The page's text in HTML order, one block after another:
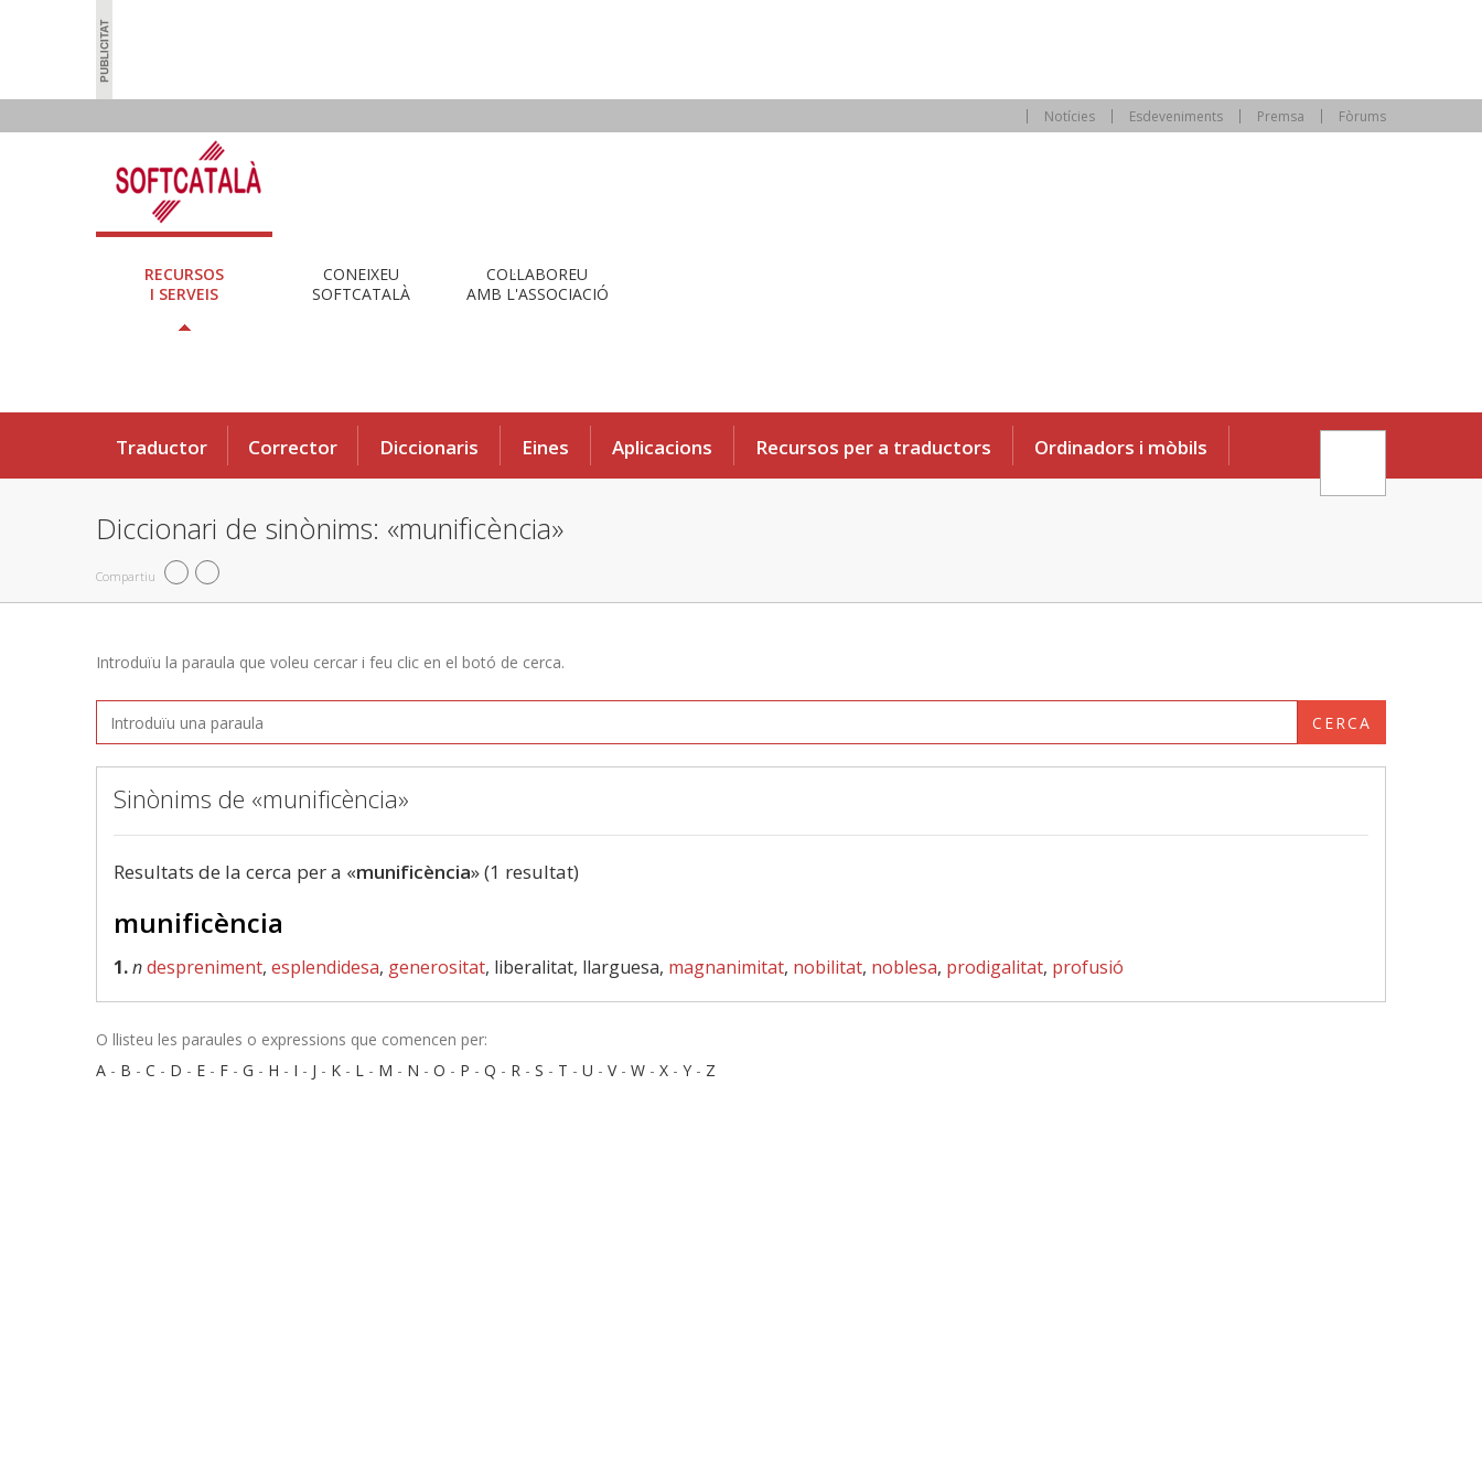
Notícies Esdeveniments Premsa Fòrums
RECURSOS
I SERVEIS
CONEIXEU
SOFTCATALÀ
COL·LABOREU
AMB L'ASSOCIACIÓ
Traductor Corrector Diccionaris Eines Aplicacions Recursos per a traductors Ordinadors i mòbils
Diccionari de sinònims: «munificència»
Compartiu
Introduïu la paraula que voleu cercar i feu clic en el botó de cerca.
CERCA
Sinònims de «munificència»
Resultats de la cerca per a «munificència» (1 resultat)
munificència
1.ndespreniment, esplendidesa, generositat, liberalitat, llarguesa, magnanimitat, nobilitat, noblesa, prodigalitat, profusió
O llisteu les paraules o expressions que comencen per:
A - B - C - D - E - F - G - H - I - J - K - L - M - N - O - P - Q - R - S - T - U - V- W - X - Y - Z